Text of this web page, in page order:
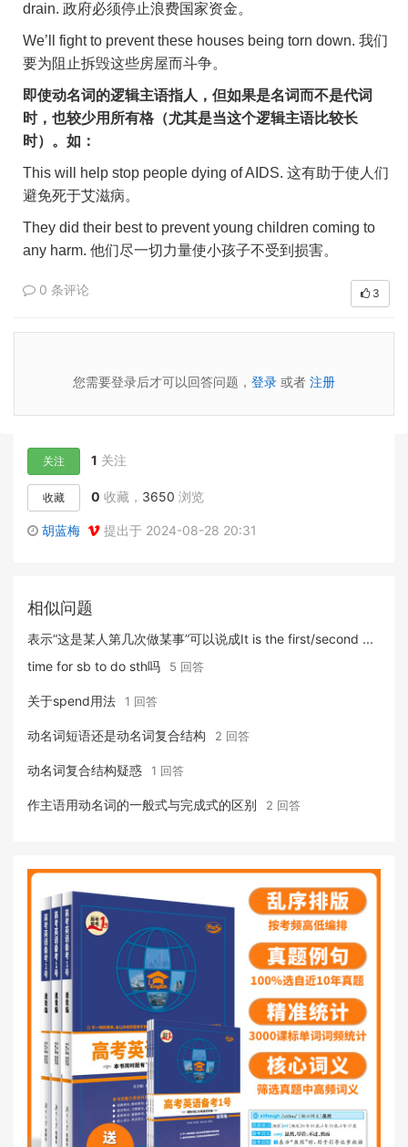
drain. 政府必须停止浪费国家资金。
We’ll fight to prevent these houses being torn down. 我们
要为阻止拆毁这些房屋而斗争。
即使动名词的逻辑主语指人，但如果是名词而不是代词
时，也较少用所有格（尤其是当这个逻辑主语比较长
时）。如：
This will help stop people dying of AIDS. 这有助于使人们
避免死于艾滋病。
They did their best to prevent young children coming to
any harm. 他们尽一切力量使小孩子不受到损害。
0 条评论 3
您需要登录后才可以回答问题， 登录 或者 注册
关注 1 关注
收藏 0 收藏， 3650 浏览
胡蓝梅 提出于 2024-08-28 20:31
相似问题
表示“这是某人第几次做某事”可以说成It is the first/second ...
time for sb to do sth吗
5 回答
关于spend用法 1 回答
动名词短语还是动名词复合结构 2 回答
动名词复合结构疑惑 1 回答
作主语用动名词的一般式与完成式的区别 2 回答